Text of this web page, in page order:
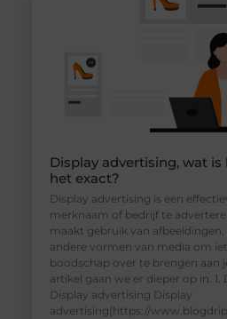
Display advertising, wat
het exact?
Display advertising is een
merknaam of bedrijf te
maakt gebruik van afbeeldingen,
andere vormen van media om
boodschap over te brengen aan
artikel gaan we er dieper op in. 1.
Display advertising Display
advertising(https://